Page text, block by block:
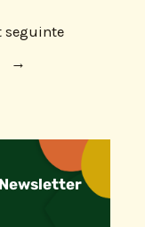
seguinte
→